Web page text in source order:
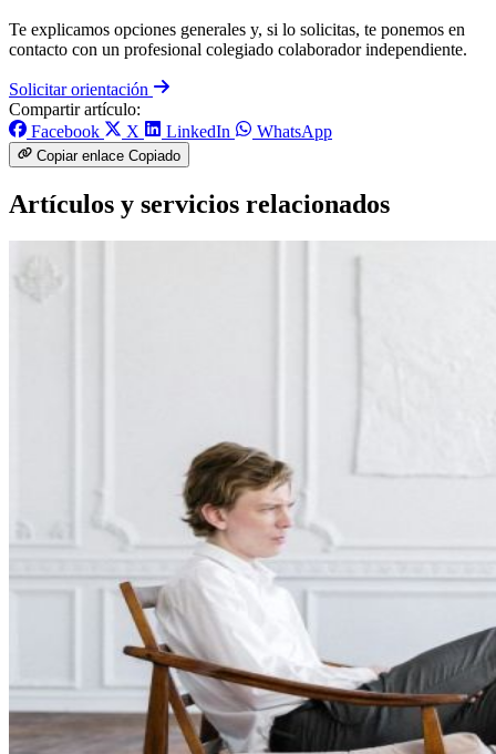
Te explicamos opciones generales y, si lo solicitas, te ponemos en
contacto con un profesional colegiado colaborador independiente.
Solicitar orientación
Compartir artículo:
Facebook
X LinkedIn WhatsApp
Copiar enlace Copiado
Artículos y servicios relacionados